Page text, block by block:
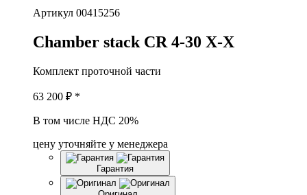
Артикул 00415256
Chamber stack CR 4-30 X-X
Комплект проточной части
63 200 ₽ *
В том числе НДС 20%
цену уточняйте у менеджера
Гарантия